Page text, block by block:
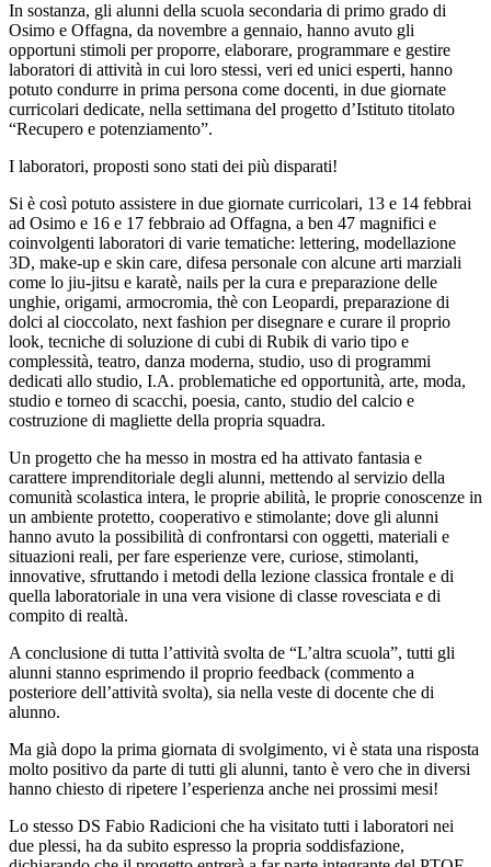
In sostanza, gli alunni della scuola secondaria di primo grado di
Osimo e Offagna, da novembre a gennaio, hanno avuto gli
opportuni stimoli per proporre, elaborare, programmare e gestire
laboratori di attività in cui loro stessi, veri ed unici esperti, hanno
potuto condurre in prima persona come docenti, in due giornate
curricolari dedicate, nella settimana del progetto d’Istituto titolato
“Recupero e potenziamento”.
I laboratori, proposti sono stati dei più disparati!
Si è così potuto assistere in due giornate curricolari, 13 e 14 febbrai
ad Osimo e 16 e 17 febbraio ad Offagna, a ben 47 magnifici e
coinvolgenti laboratori di varie tematiche: lettering, modellazione
3D, make-up e skin care, difesa personale con alcune arti marziali
come lo jiu-jitsu e karatè, nails per la cura e preparazione delle
unghie, origami, armocromia, thè con Leopardi, preparazione di
dolci al cioccolato, next fashion per disegnare e curare il proprio
look, tecniche di soluzione di cubi di Rubik di vario tipo e
complessità, teatro, danza moderna, studio, uso di programmi
dedicati allo studio, I.A. problematiche ed opportunità, arte, moda,
studio e torneo di scacchi, poesia, canto, studio del calcio e
costruzione di magliette della propria squadra.
Un progetto che ha messo in mostra ed ha attivato fantasia e
carattere imprenditoriale degli alunni, mettendo al servizio della
comunità scolastica intera, le proprie abilità, le proprie conoscenze in
un ambiente protetto, cooperativo e stimolante; dove gli alunni
hanno avuto la possibilità di confrontarsi con oggetti, materiali e
situazioni reali, per fare esperienze vere, curiose, stimolanti,
innovative, sfruttando i metodi della lezione classica frontale e di
quella laboratoriale in una vera visione di classe rovesciata e di
compito di realtà.
A conclusione di tutta l’attività svolta de “L’altra scuola”, tutti gli
alunni stanno esprimendo il proprio feedback (commento a
posteriore dell’attività svolta), sia nella veste di docente che di
alunno.
Ma già dopo la prima giornata di svolgimento, vi è stata una risposta
molto positivo da parte di tutti gli alunni, tanto è vero che in diversi
hanno chiesto di ripetere l’esperienza anche nei prossimi mesi!
Lo stesso DS Fabio Radicioni che ha visitato tutti i laboratori nei
due plessi, ha da subito espresso la propria soddisfazione,